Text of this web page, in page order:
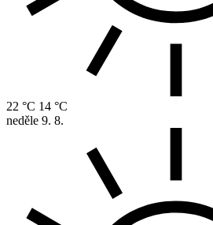
22 °C 14 °C
neděle 9. 8.